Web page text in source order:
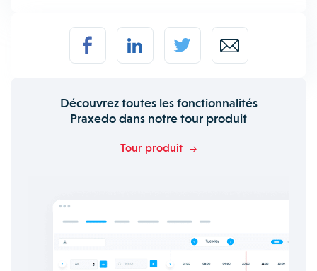
Découvrez toutes les fonctionnalités
Praxedo dans notre tour produit
Tour produit